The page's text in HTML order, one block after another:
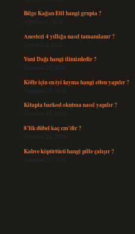
Bilge Kağan Etil hangi grupta ?
Ağustos 4, 2026
Anestezi 4 yıllığa nasıl tamamlanır ?
Ağustos 4, 2026
Yunt Dağı hangi ilimizdedir ?
Temmuz 29, 2026
Köfte için en iyi kıyma hangi etten yapılır ?
Temmuz 27, 2026
Kitapta barkod okutma nasıl yapılır ?
Temmuz 25, 2026
8’lik dübel kaç cm’dir ?
Temmuz 24, 2026
Kahve köpürtücü hangi pille çalışır ?
Temmuz 23, 2026